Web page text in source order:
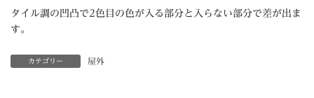
タイル調の凹凸で2色目の色が入る部分と入らない部分で差が出ま
す。
カテゴリー 屋外